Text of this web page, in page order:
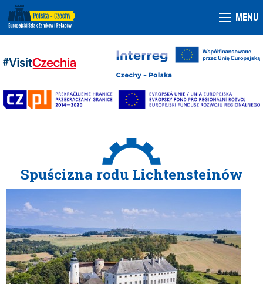
MENU
Spuścizna rodu Lichtensteinów